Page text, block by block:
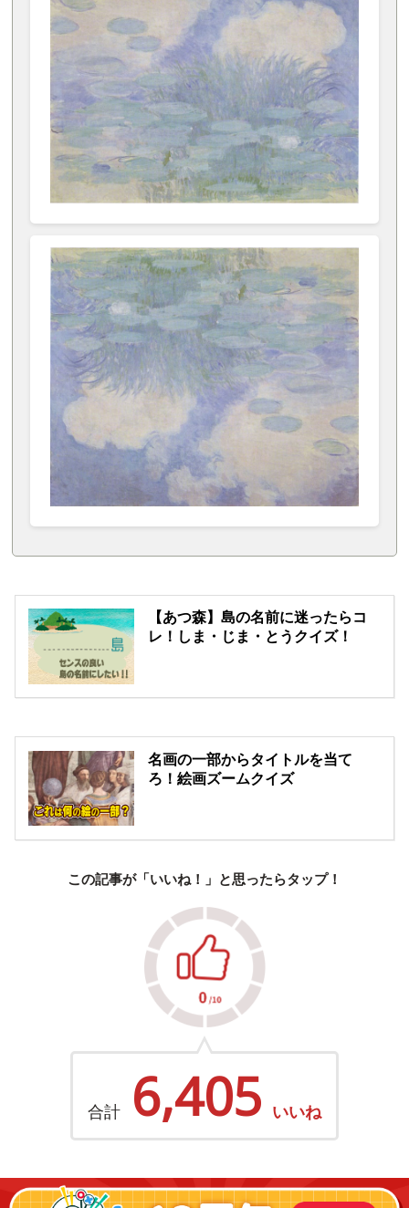
【あつ森】島の名前に迷ったらコ
レ！しま・じま・とうクイズ！
名画の一部からタイトルを当て
ろ！絵画ズームクイズ
この記事が「いいね！」と思ったらタップ！
合計 6,405 いいね